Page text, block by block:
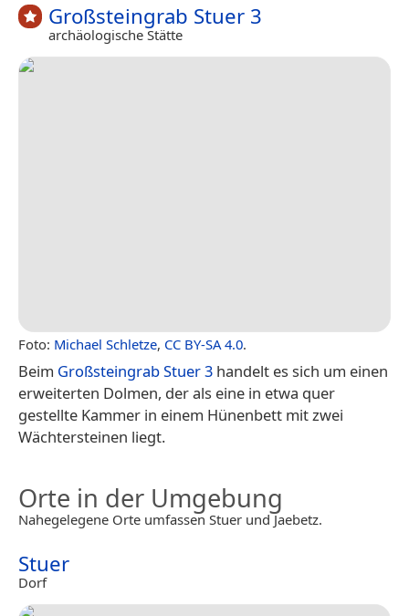
Großsteingrab Stuer 3
archäologische Stätte
Foto: Michael Schletze, CC BY-SA 4.0.
Beim Großsteingrab Stuer 3 handelt es sich um einen
erweiterten Dolmen, der als eine in etwa quer
gestellte Kammer in einem Hünenbett mit zwei
Wächtersteinen liegt.
Orte in der Umgebung
Nahegelegene Orte umfassen Stuer und Jaebetz.
Stuer
Dorf